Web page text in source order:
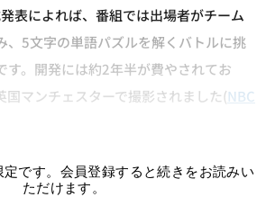
表によれば、番組では出場者がチーム
、5文字の単語パズルを解くバトルに挑
す。開発には約2年半が費やされてお
国マンチェスターで撮影されました(NBC
定です。会員登録すると続きをお読みい
ただけます。